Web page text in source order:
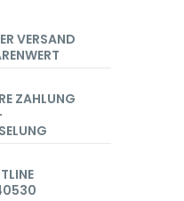
VERSAND
ZAHLUNG